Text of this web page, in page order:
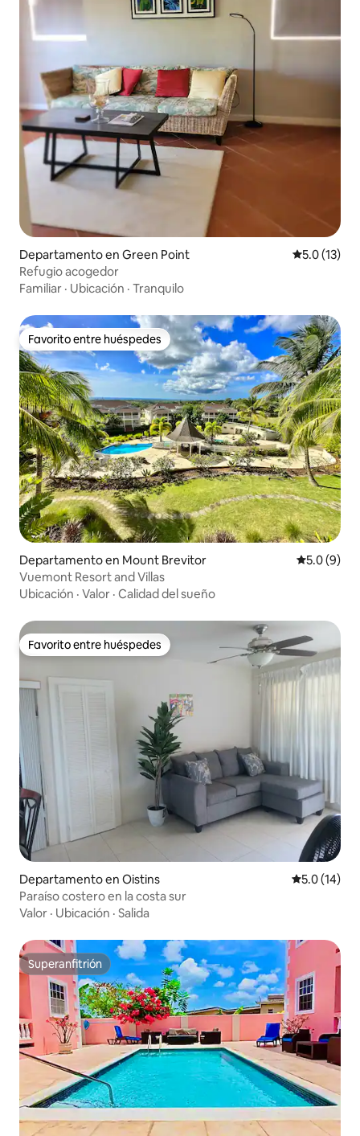
Departamento en Green Point Calificación
5.0 (13)
Refugio acogedor
Familiar · Ubicación · Tranquilo
Favorito entre huéspedes
Favorito entre huéspedes
Departamento en Mount Brevitor
5.0 (9)
Vuemont Resort and Villas
Ubicación · Valor · Calidad del sueño
Favorito entre huéspedes
Favorito entre huéspedes
Departamento en Oistins Calificación
5.0 (14)
Paraíso costero en la costa sur
Valor · Ubicación · Salida
Superanfitrión
Superanfitrión